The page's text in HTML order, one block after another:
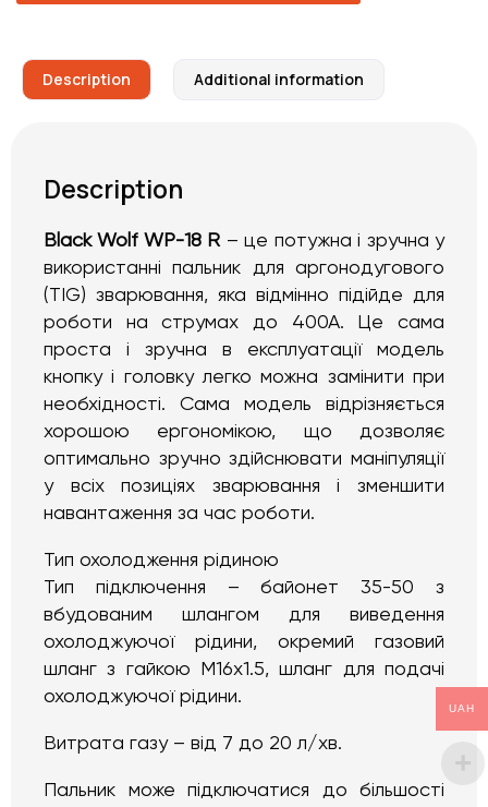
Description Additional information
Description
Black Wolf WP-18 R– це потужна і зручна у
використанні пальник для аргонодугового
(TIG) зварювання, яка відмінно підійде для
роботи на струмах до 400А. Це сама
проста і зручна в експлуатації модель
кнопку і головку легко можна замінити при
необхідності. Сама модель відрізняється
хорошою ергономікою, що дозволяє
оптимально зручно здійснювати маніпуляції
у всіх позиціях зварювання і зменшити
навантаження за час роботи.
Тип охолодження рідиною
Тип підключення – байонет 35-50 з
вбудованим шлангом для виведення
охолоджуючої рідини, окремий газовий
шланг з гайкою M16x1.5, шланг для подачі
охолоджуючої рідини.
Витрата газу – від 7 до 20 л/хв.
Пальник може підключатися до більшості
UAH